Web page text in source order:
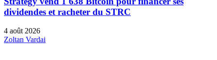
dividendes et racheter du STRC
4 août 2026
Zoltan Vardai